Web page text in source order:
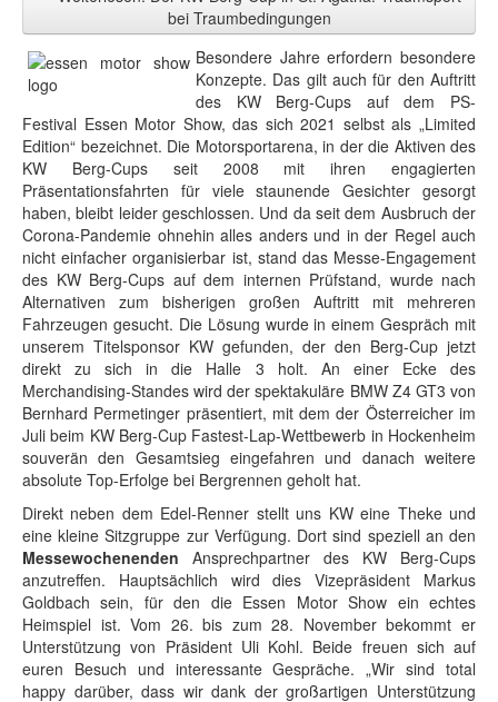
bei Traumbedingungen
Besondere Jahre erfordern besondere
Konzepte. Das gilt auch für den Auftritt
des KW Berg-Cups auf dem PS-
Festival Essen Motor Show, das sich 2021 selbst als „Limited
Edition“ bezeichnet. Die Motorsportarena, in der die Aktiven des
KW Berg-Cups seit 2008 mit ihren engagierten
Präsentationsfahrten für viele staunende Gesichter gesorgt
haben, bleibt leider geschlossen. Und da seit dem Ausbruch der
Corona-Pandemie ohnehin alles anders und in der Regel auch
nicht einfacher organisierbar ist, stand das Messe-Engagement
des KW Berg-Cups auf dem internen Prüfstand, wurde nach
Alternativen zum bisherigen großen Auftritt mit mehreren
Fahrzeugen gesucht. Die Lösung wurde in einem Gespräch mit
unserem Titelsponsor KW gefunden, der den Berg-Cup jetzt
direkt zu sich in die Halle 3 holt. An einer Ecke des
Merchandising-Standes wird der spektakuläre BMW Z4 GT3 von
Bernhard Permetinger präsentiert, mit dem der Österreicher im
Juli beim KW Berg-Cup Fastest-Lap-Wettbewerb in Hockenheim
souverän den Gesamtsieg eingefahren und danach weitere
absolute Top-Erfolge bei Bergrennen geholt hat.
Direkt neben dem Edel-Renner stellt uns KW eine Theke und
eine kleine Sitzgruppe zur Verfügung. Dort sind speziell an den
Messewochenenden Ansprechpartner des KW Berg-Cups
anzutreffen. Hauptsächlich wird dies Vizepräsident Markus
Goldbach sein, für den die Essen Motor Show ein echtes
Heimspiel ist. Vom 26. bis zum 28. November bekommt er
Unterstützung von Präsident Uli Kohl. Beide freuen sich auf
euren Besuch und interessante Gespräche. „Wir sind total
happy darüber, dass wir dank der großartigen Unterstützung